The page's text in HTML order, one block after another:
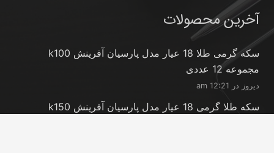
آخرین محصولات
سکه گرمی طلا 18 عیار مدل پارسیان آفرینش k100
مجموعه 12 عددی
دیروز در 12:21 am
سکه طلا گرمی 18 عیار مدل پارسیان آفرینش k150